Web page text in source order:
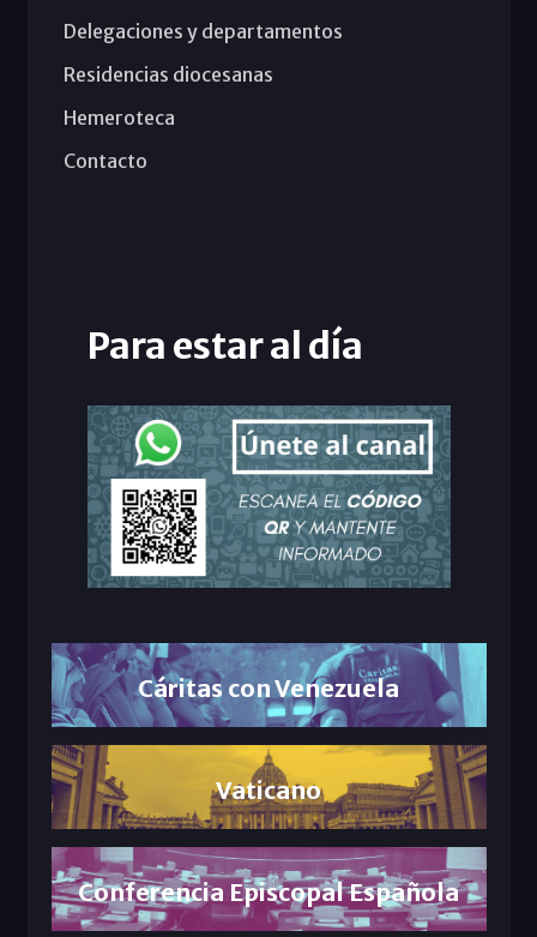
Delegaciones y departamentos
Residencias diocesanas
Hemeroteca
Contacto
Para estar al día
Cáritas con Venezuela
Vaticano
Conferencia Episcopal Española